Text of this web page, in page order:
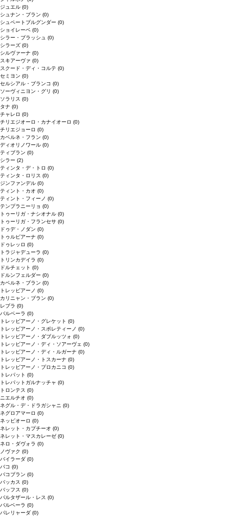
ジュエル (0)
シュナン・ブラン (0)
シュペートブルグンダー (0)
ショイレーベ (0)
シラー・ブラッシュ (0)
シラーズ (0)
シルヴァーナ (0)
スキアーヴァ (0)
スクード・ディ・コルテ (0)
セミヨン (0)
セルシアル・ブランコ (0)
ソーヴィニヨン・グリ (0)
ソラリス (0)
タナ (0)
チャレロ (0)
チリエジオーロ・カナイオーロ (0)
チリエジョーロ (0)
カベルネ・フラン (0)
ディオリノワール (0)
ティブラン (0)
シラー (2)
ティンタ・デ・トロ (0)
ティンタ・ロリス (0)
ジンファンデル (0)
ティント・カオ (0)
ティント・フィーノ (0)
テンプラニーリョ (0)
トゥーリガ・ナシオナル (0)
トゥーリガ・フランセサ (0)
ドゥデ・ノダン (0)
トゥルビアーナ (0)
ドゥレッロ (0)
トラジャデューラ (0)
トリンカデイラ (0)
ドルチェット (0)
ドルンフェルダー (0)
カベルネ・ブラン (0)
トレッビアーノ (0)
カリニャン・ブラン (0)
レブラ (0)
バルベーラ (0)
トレッビアーノ・グレケット (0)
トレッビアーノ・スポレティーノ (0)
トレッビアーノ・ダブルッツォ (0)
トレッビアーノ・ディ・ソアーヴェ (0)
トレッビアーノ・ディ・ルガーナ (0)
トレッビアーノ・トスカーナ (0)
トレッビアーノ・プロカニコ (0)
トレパット (0)
トレパットガルナッチャ (0)
トロンテス (0)
ニエルチオ (0)
ネグル・デ・ドラガシャニ (0)
ネグロアマーロ (0)
ネッビオーロ (0)
ネレット・カプチーオ (0)
ネレット・マスカレーゼ (0)
ネロ・ダヴォラ (0)
ノヴァク (0)
バイラーダ (0)
バコ (0)
バコブラン (0)
バッカス (0)
バッフス (0)
バルタザール・レス (0)
バルベーラ (0)
パレリャーダ (0)